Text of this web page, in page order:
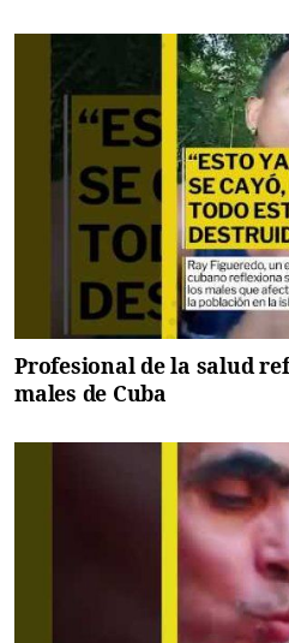
Profesional de la salud
males de Cuba